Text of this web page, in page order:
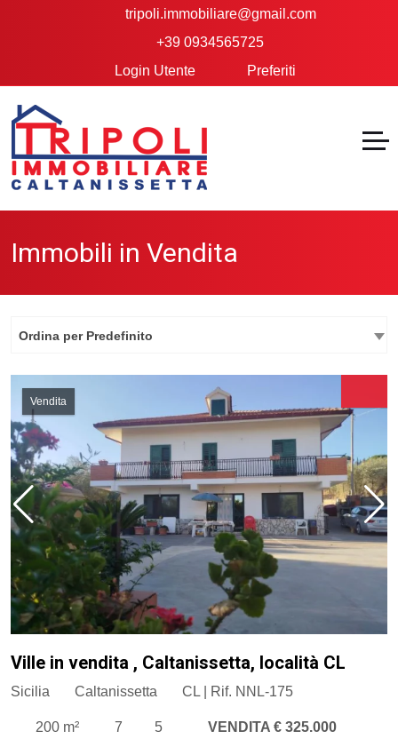
tripoli.immobiliare@gmail.com
+39 0934565725
Login Utente
Preferiti
Immobili in Vendita
Ordina per Predefinito
Vendita
Ville in vendita , Caltanissetta, località CL
Sicilia Caltanissetta CL | Rif. NNL-175
200 m² 7
5
VENDITA € 325.000